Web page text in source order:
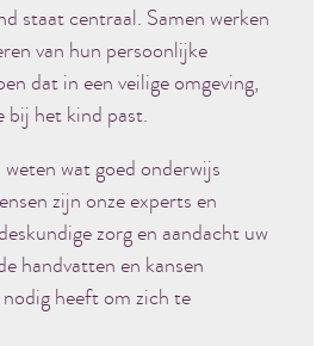
staat centraal. Samen werken
van hun persoonlijke
dat in een veilige omgeving,
bij het kind past.
wat goed onderwijs
zijn onze experts en
zorg en aandacht uw
handvatten en kansen
heeft om zich te